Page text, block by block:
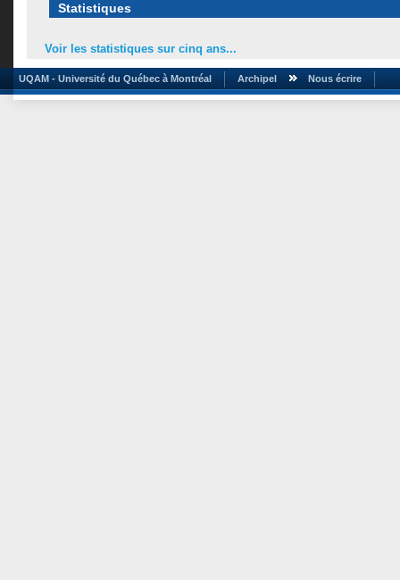
Statistiques
Voir les statistiques sur cinq ans...
UQAM - Université du Québec à Montréal Archipel Nous écrire